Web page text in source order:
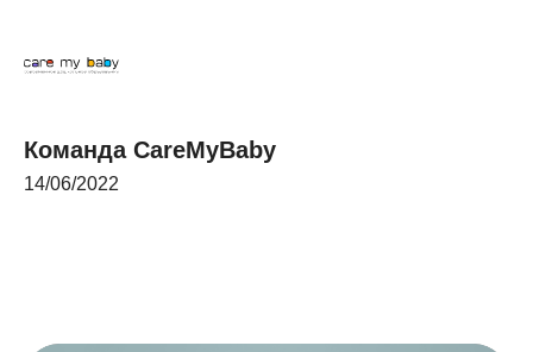
Команда CareMyBaby
14/06/2022